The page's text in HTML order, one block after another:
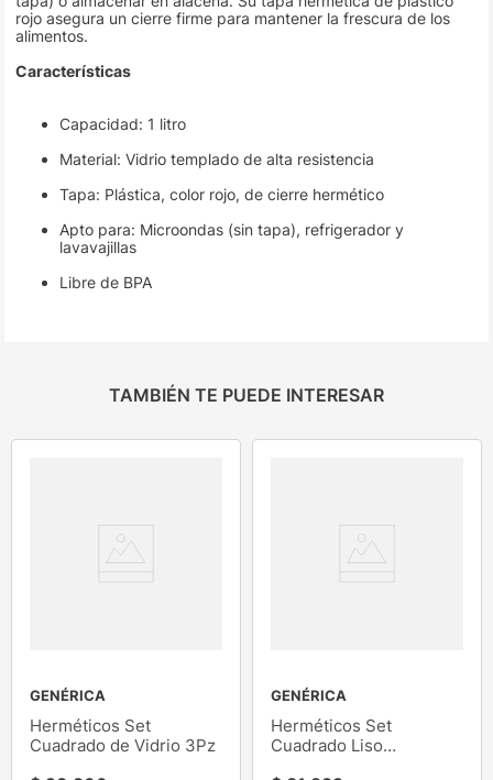
rojo asegura un cierre firme para mantener la frescura de los
alimentos.
Características
Capacidad: 1 litro
Material: Vidrio templado de alta resistencia
Tapa: Plástica, color rojo, de cierre hermético
Apto para: Microondas (sin tapa), refrigerador y
lavavajillas
Libre de BPA
TAMBIÉN TE PUEDE INTERESAR
GENÉRICA
Herméticos Set
Cuadrado de Vidrio 3Pz
GENÉRICA
Herméticos Set
Cuadrado Liso